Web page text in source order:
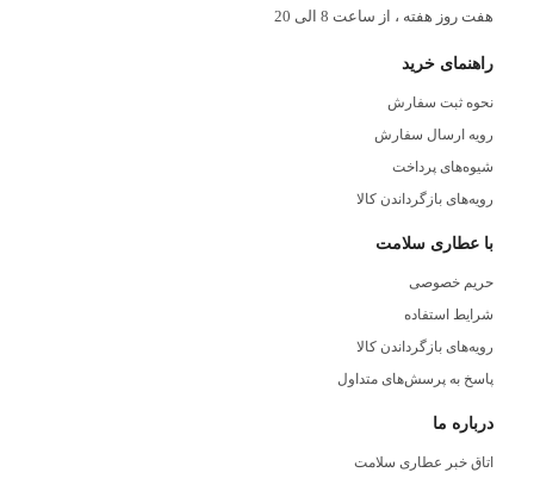
هفت روز هفته ، از ساعت 8 الی 20
راهنمای خرید
نحوه ثبت سفارش
رویه ارسال سفارش
شیوه‌های پرداخت
رویه‌های بازگرداندن کالا
با عطاری سلامت
حریم خصوصی
شرایط استفاده
رویه‌های بازگرداندن کالا
پاسخ به پرسش‌های متداول
درباره ما
اتاق خبر عطاری سلامت